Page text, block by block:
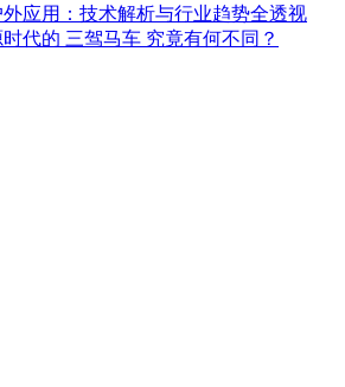
应用：技术解析与行业趋势全透视
代的 三驾马车 究竟有何不同？